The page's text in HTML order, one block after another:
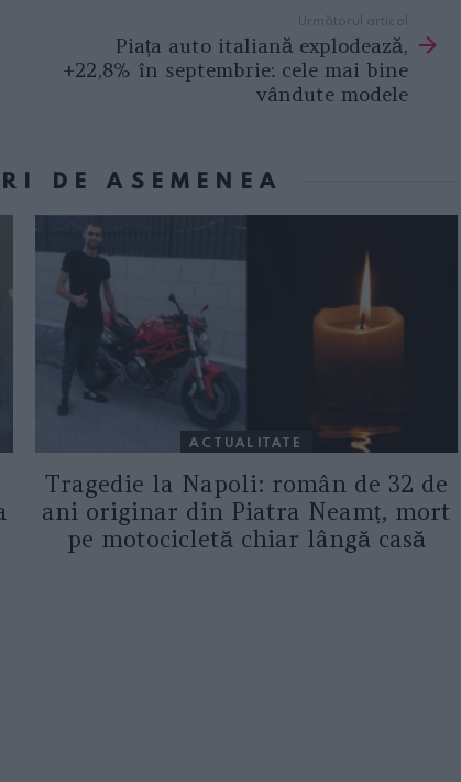
Următorul articol
Piața auto italiană explodează,
+22,8% în septembrie: cele mai bine
vândute modele
DE ASEMENEA
ACTUALITATE
Tragedie la Napoli: român de 32 de
ani originar din Piatra Neamț, mort
pe motocicletă chiar lângă casă